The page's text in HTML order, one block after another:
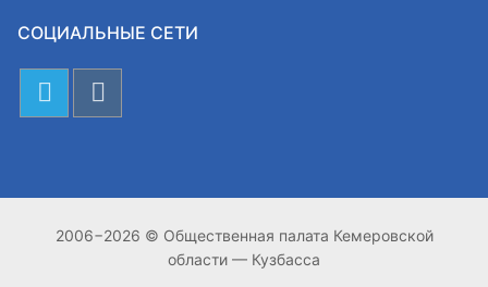
СОЦИАЛЬНЫЕ СЕТИ
2006−2026 © Общественная палата Кемеровской
области — Кузбасса